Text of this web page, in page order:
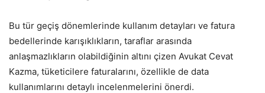
Bu tür geçiş dönemlerinde kullanım detayları ve fatura
bedellerinde karışıklıkların, taraflar arasında
anlaşmazlıkların olabildiğinin altını çizen Avukat Cevat
Kazma, tüketicilere faturalarını, özellikle de data
kullanımlarını detaylı incelenmelerini önerdi.